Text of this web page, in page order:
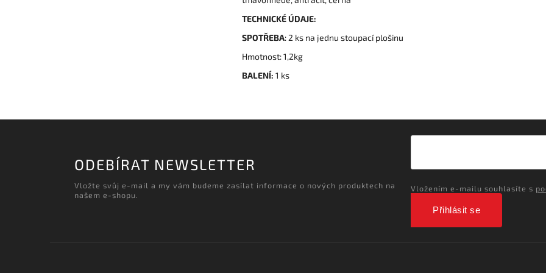
TECHNICKÉ ÚDAJE:
SPOTŘEBA: 2 ks na jednu stoupací plošinu
Hmotnost: 1,2kg
BALENÍ: 1 ks
ODEBÍRAT NEWSLETTER
Vložte svůj e-mail a my vám budeme zasílat informace o nových produktech na
našem e-shopu.
Vložením e-mailu souhlasíte s
Přihlásit se